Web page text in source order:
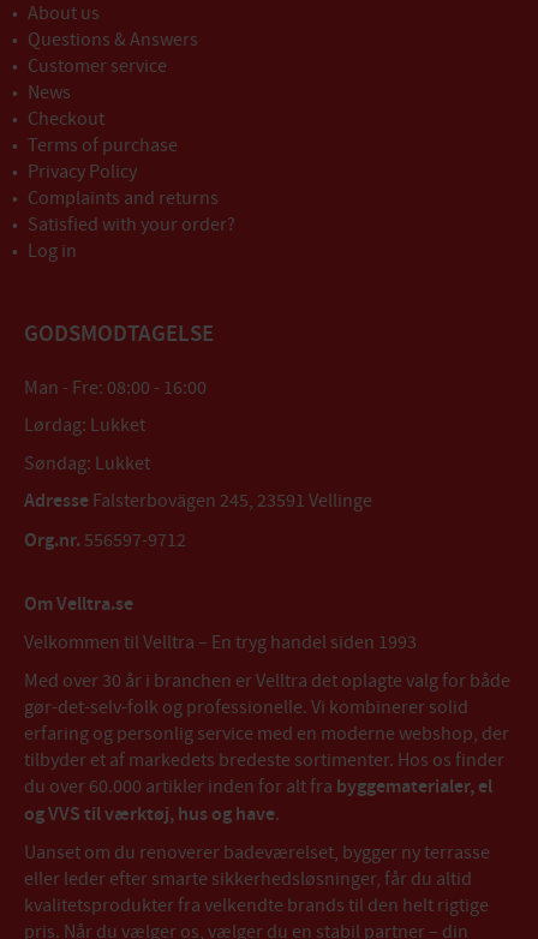
About us
Questions & Answers
Customer service
News
Checkout
Terms of purchase
Privacy Policy
Complaints and returns
Satisfied with your order?
Log in
GODSMODTAGELSE
Man - Fre: 08:00 - 16:00
Lørdag: Lukket
Søndag: Lukket
Adresse Falsterbovägen 245, 23591 Vellinge
Org.nr. 556597-9712
Om Velltra.se
Velkommen til Velltra – En tryg handel siden 1993
Med over 30 år i branchen er Velltra det oplagte valg for både
gør-det-selv-folk og professionelle. Vi kombinerer solid
erfaring og personlig service med en moderne webshop, der
tilbyder et af markedets bredeste sortimenter. Hos os finder
du over 60.000 artikler inden for alt fra byggematerialer, el
og VVS til værktøj, hus og have.
Uanset om du renoverer badeværelset, bygger ny terrasse
eller leder efter smarte sikkerhedsløsninger, får du altid
kvalitetsprodukter fra velkendte brands til den helt rigtige
pris. Når du vælger os, vælger du en stabil partner – din